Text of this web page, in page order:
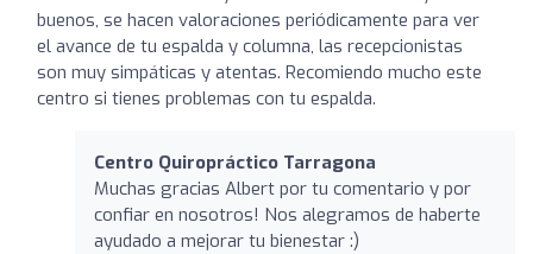
buenos, se hacen valoraciones periódicamente para ver
el avance de tu espalda y columna, las recepcionistas
son muy simpáticas y atentas. Recomiendo mucho este
centro si tienes problemas con tu espalda.
Centro Quiropráctico Tarragona
Muchas gracias Albert por tu comentario y por
confiar en nosotros! Nos alegramos de haberte
ayudado a mejorar tu bienestar :)